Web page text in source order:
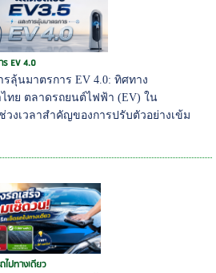
ร EV 4.0
ลุ้นมาตรการ EV 4.0: ทิศทาง
ทย ตลาดรถยนต์ไฟฟ้า (EV) ใน
วงเวลาสำคัญของการปรับตัวอย่างเข้ม
ไปทางเดียว